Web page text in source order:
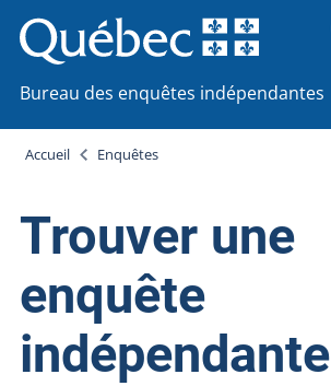
Bureau des enquêtes indépendantes
Accueil Enquêtes
Trouver une
enquête
indépendante